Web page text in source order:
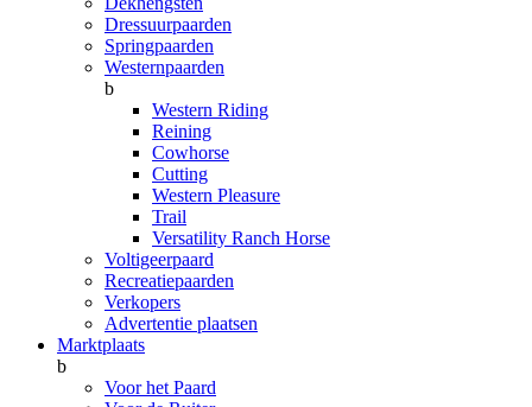
Dressuurpaarden
Springpaarden
Westernpaarden
b
Western Riding
Reining
Cowhorse
Cutting
Western Pleasure
Trail
Versatility Ranch Horse
Voltigeerpaard
Recreatiepaarden
Verkopers
Advertentie plaatsen
Marktplaats
b
Voor het Paard